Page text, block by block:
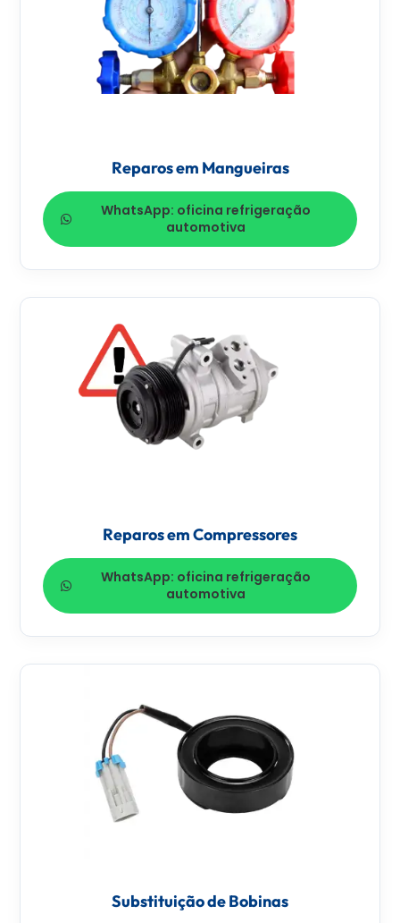
Reparos em Mangueiras
WhatsApp: oficina refrigeração
automotiva
Reparos em Compressores
WhatsApp: oficina refrigeração
automotiva
Substituição de Bobinas